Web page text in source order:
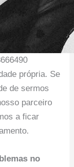
própria. Se
de sermos
parceiro
a ficar
no